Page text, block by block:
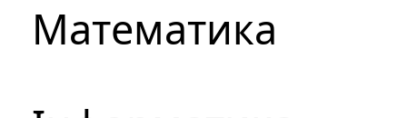
Математика